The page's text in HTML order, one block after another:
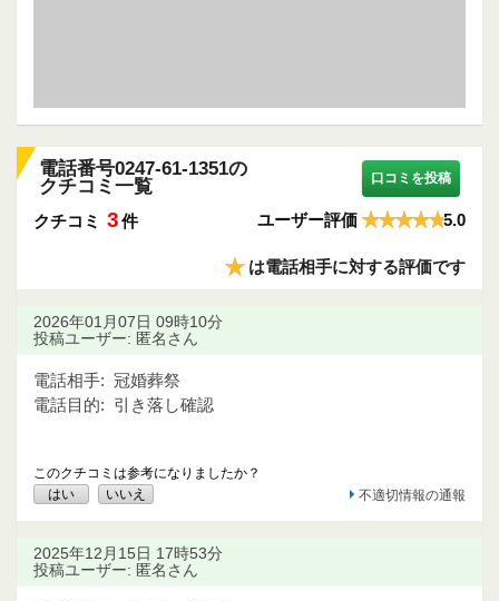
電話番号0247-61-1351の
クチコミ一覧
口コミを投稿
クチコミ 3件 ユーザー評価 5.0
★は電話相手に対する評価です
2026年01月07日 09時10分
投稿ユーザー: 匿名さん
電話相手: 冠婚葬祭
電話目的: 引き落し確認
このクチコミは参考になりましたか？
はい
いいえ 不適切情報の通報
2025年12月15日 17時53分
投稿ユーザー: 匿名さん